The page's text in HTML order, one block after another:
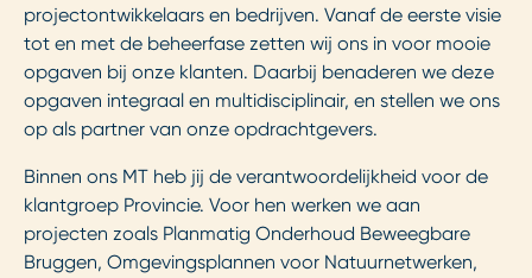
projectontwikkelaars en bedrijven. Vanaf de eerste visie
tot en met de beheerfase zetten wij ons in voor mooie
opgaven bij onze klanten. Daarbij benaderen we deze
opgaven integraal en multidisciplinair, en stellen we ons
op als partner van onze opdrachtgevers.
Binnen ons MT heb jij de verantwoordelijkheid voor de
klantgroep Provincie. Voor hen werken we aan
projecten zoals Planmatig Onderhoud Beweegbare
Bruggen, Omgevingsplannen voor Natuurnetwerken,